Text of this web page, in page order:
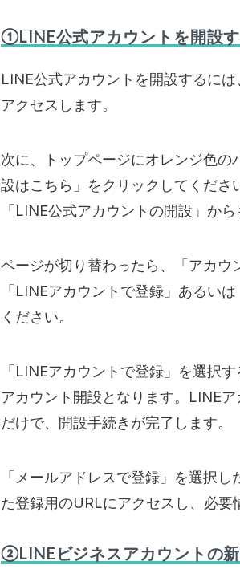
①LINE公式アカウントを開設
LINE公式アカウントを開設するには
アクセスします。
次に、トップページにオレンジ色
設はこちら」をクリックしてくだ
「LINE公式アカウントの開設」か
ページが切り替わったら、「アカウ
「LINEアカウントで登録」あるい
ください。
「LINEアカウントで登録」を選択
アカウント開設となります。LINE
だけで、開設手続きが完了します。
「メールアドレスで登録」を選択
た登録用のURLにアクセスし、必要
②LINEビジネスアカウントの